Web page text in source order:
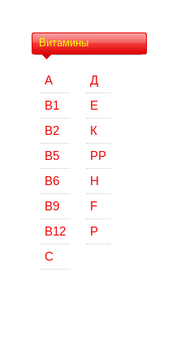
Витамины
А
В1
В2
В5
В6
В9
В12
С
Д
Е
К
РР
Н
F
Р